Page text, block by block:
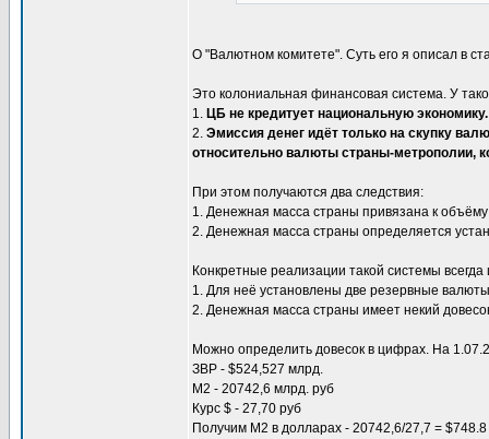
О "Валютном комитете". Суть его я описал в
Это колониальная финансовая система. У
1. ЦБ не кредитует национальную экономику.
2. Эмиссия денег идёт только на скупку
относительно валюты страны-метрополии,
При этом получаются два следствия:
1. Денежная масса страны привязана к
2. Денежная масса страны определяется
Конкретные реализации такой системы
1. Для неё установлены две резервные
2. Денежная масса страны имеет некий
Можно определить довесок в цифрах. На
ЗВР - $524,527 млрд.
М2 - 20742,6 млрд. руб
Курс $ - 27,70 руб
Получим М2 в долларах - 20742,6/27,7 =